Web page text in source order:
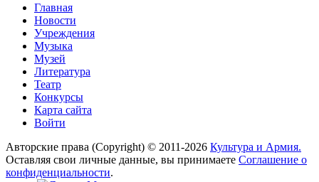
Главная
Новости
Учреждения
Музыка
Музей
Литература
Театр
Конкурсы
Карта сайта
Войти
Авторские права (Copyright) © 2011-2026 Культура и Армия.
Оставляя свои личные данные, вы принимаете Соглашение о
конфиденциальности.